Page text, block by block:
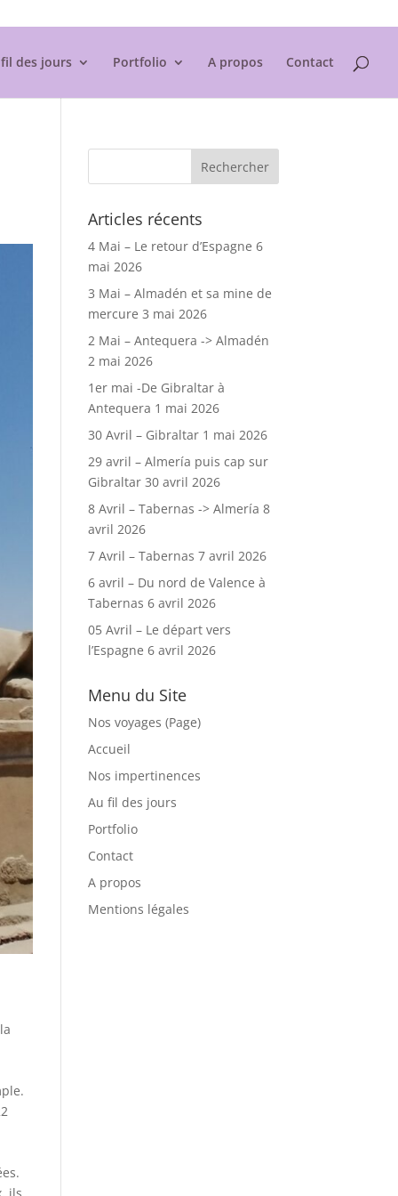
des jours Portfolio A propos Contact
Articles récents
4 Mai – Le retour d’Espagne 6
mai 2026
3 Mai – Almadén et sa mine de
mercure 3 mai 2026
2 Mai – Antequera -> Almadén
2 mai 2026
1er mai -De Gibraltar à
Antequera 1 mai 2026
30 Avril – Gibraltar 1 mai 2026
29 avril – Almería puis cap sur
Gibraltar 30 avril 2026
8 Avril – Tabernas -> Almería 8
avril 2026
7 Avril – Tabernas 7 avril 2026
6 avril – Du nord de Valence à
Tabernas 6 avril 2026
05 Avril – Le départ vers
l’Espagne 6 avril 2026
Menu du Site
Nos voyages (Page)
Accueil
Nos impertinences
Au fil des jours
Portfolio
Contact
A propos
Mentions légales